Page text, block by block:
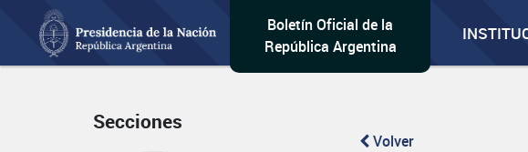
Boletín Oficial de la
República Argentina
Secciones
Volver